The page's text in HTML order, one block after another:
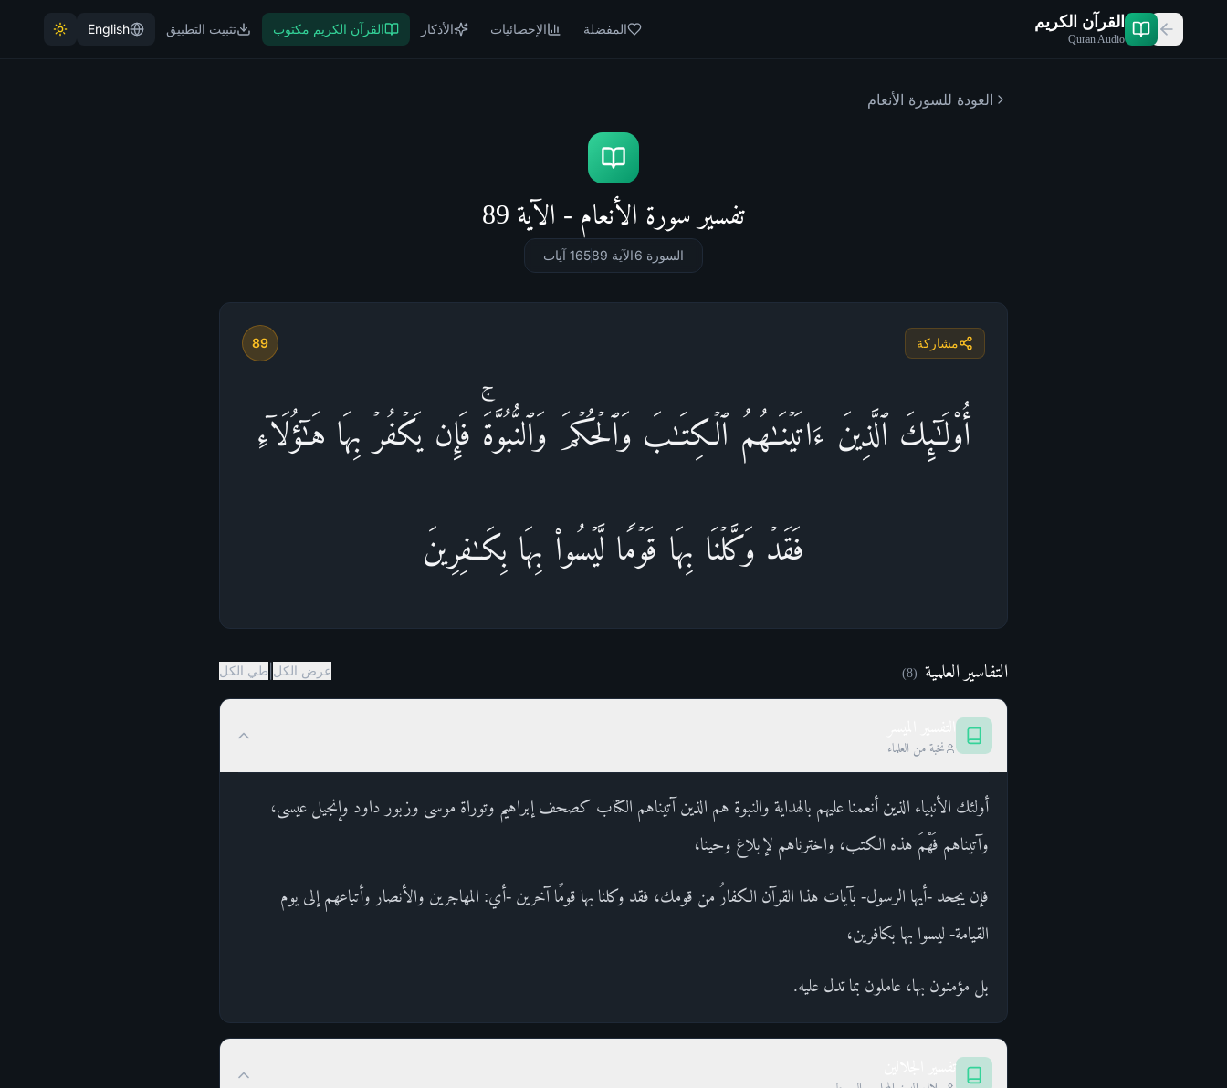
القرآن الكريم
Quran Audio
المفضلة الإحصائيات الأذكار القرآن الكريم مكتوب تثبيت التطبيق English
العودة للسورة الأنعام
تفسير سورة الأنعام - الآية 89
السورة 6 الآية 89 165 آيات
مشاركة 89
أُو۟لَـٰۤىِٕكَ ٱلَّذِینَ ءَاتَیۡنَـٰهُمُ ٱلۡكِتَـٰبَ وَٱلۡحُكۡمَ وَٱلنُّبُوَّةَۚ فَإِن یَكۡفُرۡ بِهَا هَـٰۤؤُلَاۤءِ
فَقَدۡ وَكَّلۡنَا بِهَا قَوۡمࣰا لَّیۡسُوا۟ بِهَا بِكَـٰفِرِینَ
التفاسير العلمية (
8
) عرض الكل طي الكل
نخبة من العلماء
أولئك الأنبياء الذين أنعمنا عليهم بالهداية والنبوة هم الذين آتيناهم الكتاب كصحف إبراهيم وتوراة موسى وزبور داود وإنجيل عيسى،
وآتيناهم فَهْمَ هذه الكتب، واخترناهم لإبلاغ وحينا،
فإن يجحد -أيها الرسول- بآيات هذا القرآن الكفارُ من قومك، فقد وكلنا بها قومًا آخرين -أي: المهاجرين والأنصار وأتباعهم إلى يوم
القيامة- ليسوا بها بكافرين،
بل مؤمنون بها، عاملون بما تدل عليه.